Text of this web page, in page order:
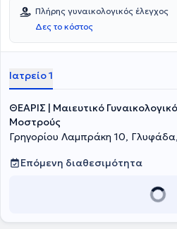
Πλήρης γυναικολογικός έλεγχος
Δες το κόστος
Ιατρείο 1
ΘΕΑΡΙΣ | Μαιευτικό
Μοστρούς
Γρηγορίου Λαμπράκη 10,
Επόμενη διαθεσιμότητα